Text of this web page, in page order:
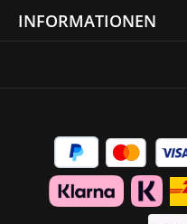
INFORMATIONEN